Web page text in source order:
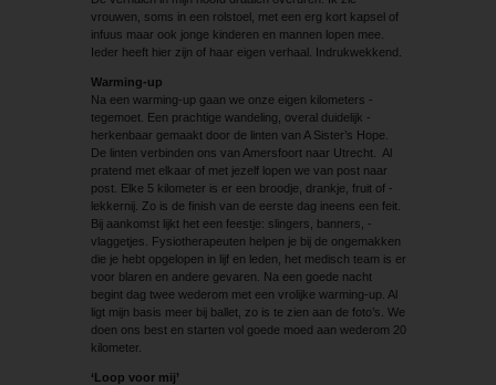
vrouwen, soms in een rolstoel, met een erg kort kapsel of
infuus maar ook jonge kinderen en mannen lopen mee.
Ieder heeft hier zijn of haar eigen verhaal. Indrukwekkend.
Warming-up
Na een warming-up gaan we onze eigen kilometers ­
tegemoet. Een prachtige wandeling, overal duidelijk ­
herkenbaar gemaakt door de linten van A Sister’s Hope.
De linten verbinden ons van Amersfoort naar Utrecht. Al
pratend met elkaar of met jezelf lopen we van post naar
post. Elke 5 kilometer is er een broodje, drankje, fruit of ­
lekkernij. Zo is de finish van de eerste dag ineens een feit.
Bij aankomst lijkt het een feestje: slingers, banners, ­
vlaggetjes. Fysiotherapeuten helpen je bij de ongemakken
die je hebt opgelopen in lijf en leden, het medisch team is er
voor blaren en andere gevaren. Na een goede nacht
begint dag twee wederom met een vrolijke warming-up. Al
ligt mijn basis meer bij ballet, zo is te zien aan de foto’s. We
doen ons best en starten vol goede moed aan wederom 20
kilometer.
‘Loop voor mij’